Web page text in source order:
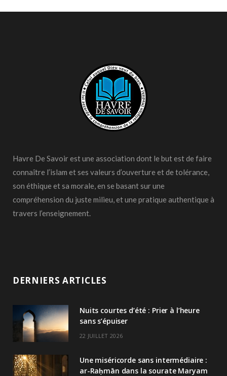
Havre De Savoir est une association dont le but est de faire
connaître l’islam et ses valeurs d’ouverture et de tolérance,
son éthique et sa morale, en se basant sur une
compréhension du juste milieu, et une pratique authentique à
travers l’enseignement.
DERNIERS ARTICLES
Nuits courtes d’été : Prier à l’heure
sans s’épuiser
22 JUILLET 2026
Une miséricorde sans intermédiaire :
ar-Raḥmān dans la sourate Maryam